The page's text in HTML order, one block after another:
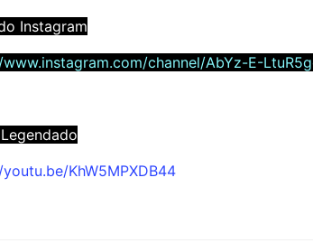
Instagram
channel/AbYz-E-
KhW5MPXDB44